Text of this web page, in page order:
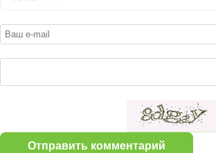
Отправить комментарий